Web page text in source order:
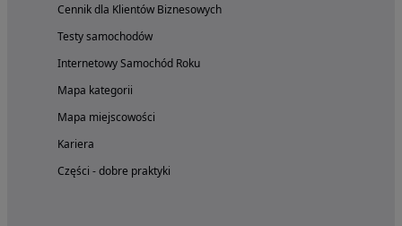
Cennik dla Klientów Biznesowych
Testy samochodów
Internetowy Samochód Roku
Mapa kategorii
Mapa miejscowości
Kariera
Części - dobre praktyki